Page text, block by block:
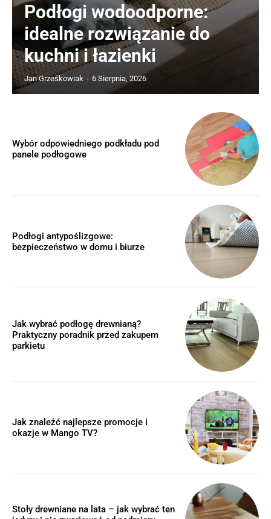
Podłogi wodoodporne:
idealne rozwiązanie do
kuchni i łazienki
Jan Grześkowiak - 6 Sierpnia, 2026
Wybór odpowiedniego podkładu pod
panele podłogowe
Podłogi antypoślizgowe:
bezpieczeństwo w domu i biurze
Jak wybrać podłogę drewnianą?
Praktyczny poradnik przed zakupem
parkietu
Jak znaleźć najlepsze promocje i
okazje w Mango TV?
Stoły drewniane na lata – jak wybrać ten